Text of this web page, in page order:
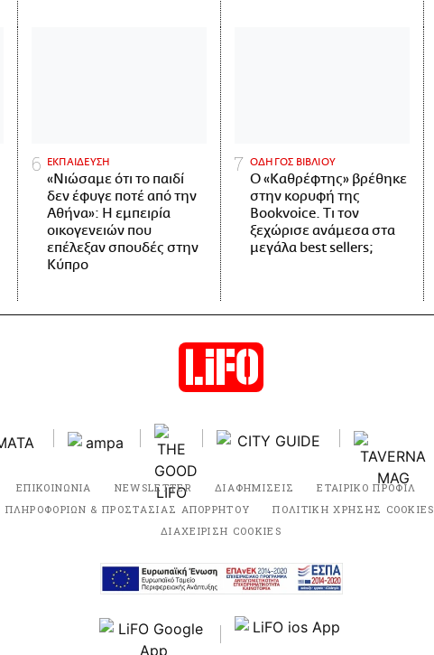
ΕΚΠΑΙΔΕΥΣΗ
«Νιώσαμε ότι το παιδί
δεν έφυγε ποτέ από την
Αθήνα»: Η εμπειρία
οικογενειών που
επέλεξαν σπουδές στην
Κύπρο
ΟΔΗΓΟΣ ΒΙΒΛΙΟΥ
Ο «Καθρέφτης» βρέθηκε
στην κορυφή της
Bookvoice. Τι τον
ξεχώρισε ανάμεσα στα
μεγάλα best sellers;
ΕΠΙΚΟΙΝΩΝΙΑ NEWSLETTER ΔΙΑΦΗΜΙΣΕΙΣ ΕΤΑΙΡΙΚΟ ΠΡΟΦΙΛ
& ΠΡΟΣΤΑΣΙΑΣ ΑΠΟΡΡΗΤΟΥ
ΠΟΛΙΤΙΚΗ ΧΡΗΣΗΣ COOKIES
ΔΙΑΧΕΙΡΙΣΗ COOKIES